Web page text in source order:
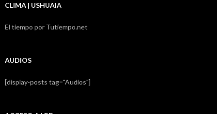
CLIMA | USHUAIA
El tiempo por Tutiempo.net
AUDIOS
[display-posts tag="Audios"]